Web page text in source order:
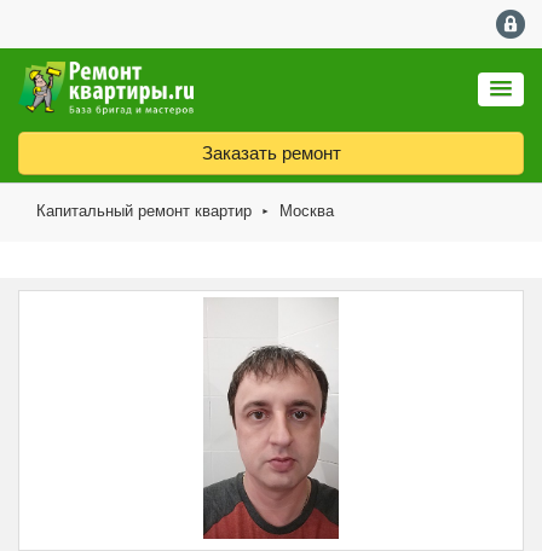
Заказать ремонт
Капитальный ремонт квартир ► Москва